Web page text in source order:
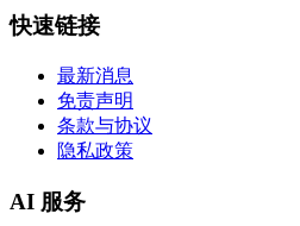
快速链接
最新消息
免责声明
条款与协议
隐私政策
AI 服务